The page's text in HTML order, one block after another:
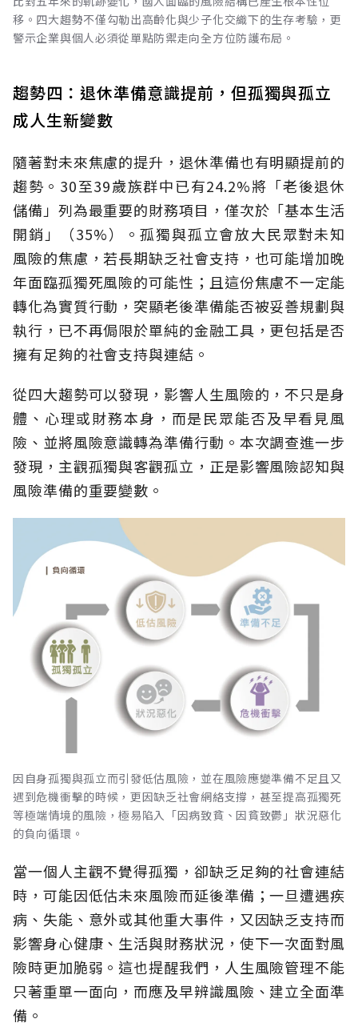
移。四大趨勢不僅勾勒出高齡化與少子化交織下的生存考驗，更
警示企業與個人必須從單點防禦走向全方位防護布局。
趨勢四：退休準備意識提前，但孤獨與孤立
成人生新變數
隨著對未來焦慮的提升，退休準備也有明顯提前的
趨勢。30至39歲族群中已有24.2%將「老後退休
儲備」列為最重要的財務項目，僅次於「基本生活
開銷」（35%）。孤獨與孤立會放大民眾對未知
風險的焦慮，若長期缺乏社會支持，也可能增加晚
年面臨孤獨死風險的可能性；且這份焦慮不一定能
轉化為實質行動，突顯老後準備能否被妥善規劃與
執行，已不再侷限於單純的金融工具，更包括是否
擁有足夠的社會支持與連結。
從四大趨勢可以發現，影響人生風險的，不只是身
體、心理或財務本身，而是民眾能否及早看見風
險、並將風險意識轉為準備行動。本次調查進一步
發現，主觀孤獨與客觀孤立，正是影響風險認知與
風險準備的重要變數。
因自身孤獨與孤立而引發低估風險，並在風險應變準備不足且又
遇到危機衝擊的時候，更因缺乏社會網絡支撐，甚至提高孤獨死
等極端情境的風險，極易陷入「因病致貧、因貧致鬱」狀況惡化
的負向循環。
當一個人主觀不覺得孤獨，卻缺乏足夠的社會連結
時，可能因低估未來風險而延後準備；一旦遭遇疾
病、失能、意外或其他重大事件，又因缺乏支持而
影響身心健康、生活與財務狀況，使下一次面對風
險時更加脆弱。這也提醒我們，人生風險管理不能
只著重單一面向，而應及早辨識風險、建立全面準
備。